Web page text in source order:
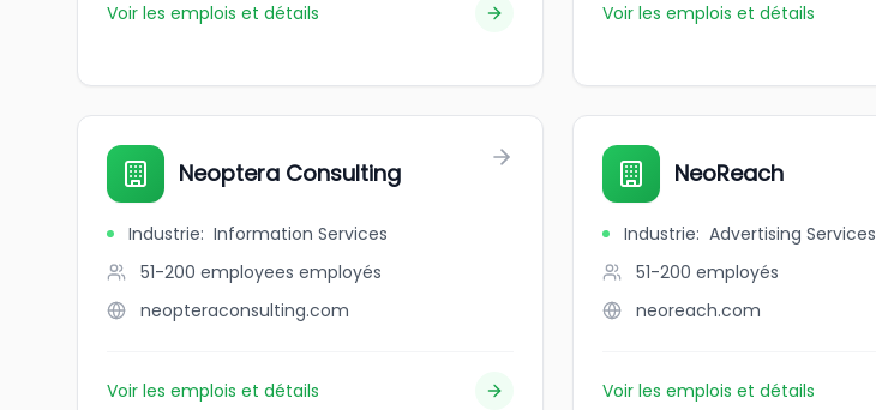
Voir les emplois et détails Voir les emplois et détails
Neoptera Consulting
Industrie: Information Services
51-200 employees employés
neopteraconsulting.com
Voir les emplois et détails
NeoReach
Industrie: Advertising Services
51-200 employés
neoreach.com
Voir les emplois et détails